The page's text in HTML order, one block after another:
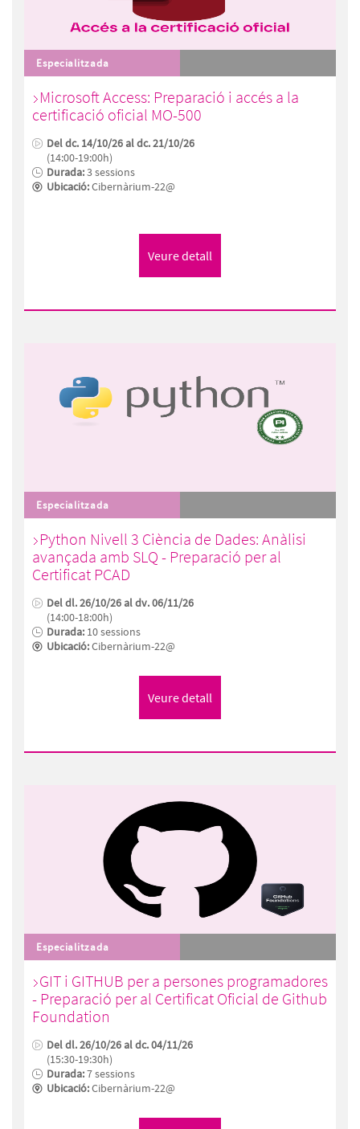
Especialitzada
Microsoft Access: Preparació i accés a la
certificació oficial MO-500
Del dc. 14/10/26 al dc. 21/10/26
(14:00-19:00h)
Durada:3 sessions
Ubicació:Cibernàrium-22@
Especialitzada
Python Nivell 3 Ciència de Dades: Anàlisi
avançada amb SLQ - Preparació per al
Certificat PCAD
Del dl. 26/10/26 al dv. 06/11/26
(14:00-18:00h)
Durada: 10 sessions
Ubicació:Cibernàrium-22@
Especialitzada
GIT i GITHUB per a persones programadores
- Preparació per al Certificat Oficial de Github
Foundation
Del dl. 26/10/26 al dc. 04/11/26
(15:30-19:30h)
Durada:7 sessions
Ubicació:Cibernàrium-22@